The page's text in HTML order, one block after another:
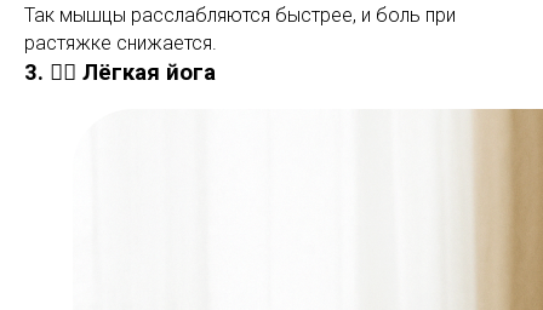
Так мышцы расслабляются быстрее, и боль при
растяжке снижается.
3. 🧘‍♂️ Лёгкая йога